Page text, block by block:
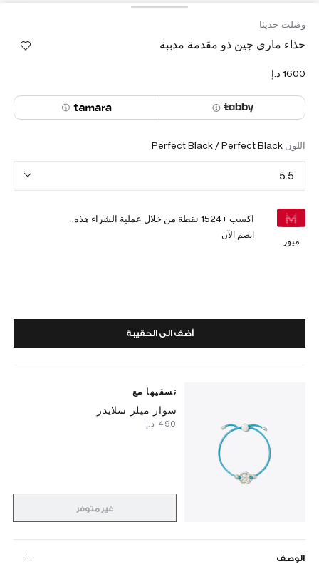
وصلت حديثا
حذاء ماري جين ذو مقدمة مدببة
اللون Perfect Black / Perfect Black
5.5
ميوز
اكسب +1524 نقطة من خلال عملية الشراء هذه.
انضم الآن
أضف الى الحقيبة
نسقيها مع
سوار ميلر سلايدر
غير متوفر
الوصف